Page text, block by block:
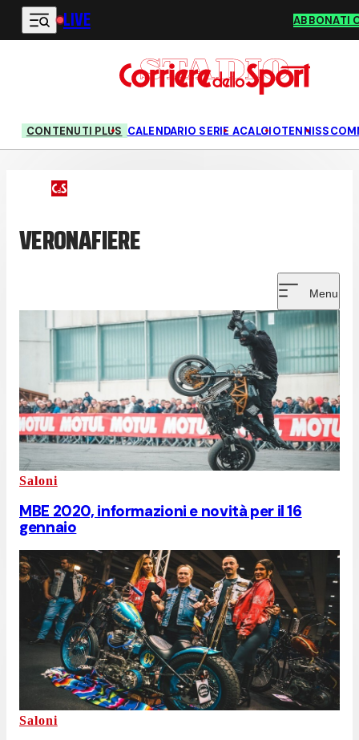
Vai al contenuto principale
LIVE ABBONATI
CONTENUTI PLUS CALENDARIO SERIE ACALCIOTENNIS
VERONAFIERE
Menu
Saloni
MBE 2020, informazioni e novità per il 16
gennaio
Saloni